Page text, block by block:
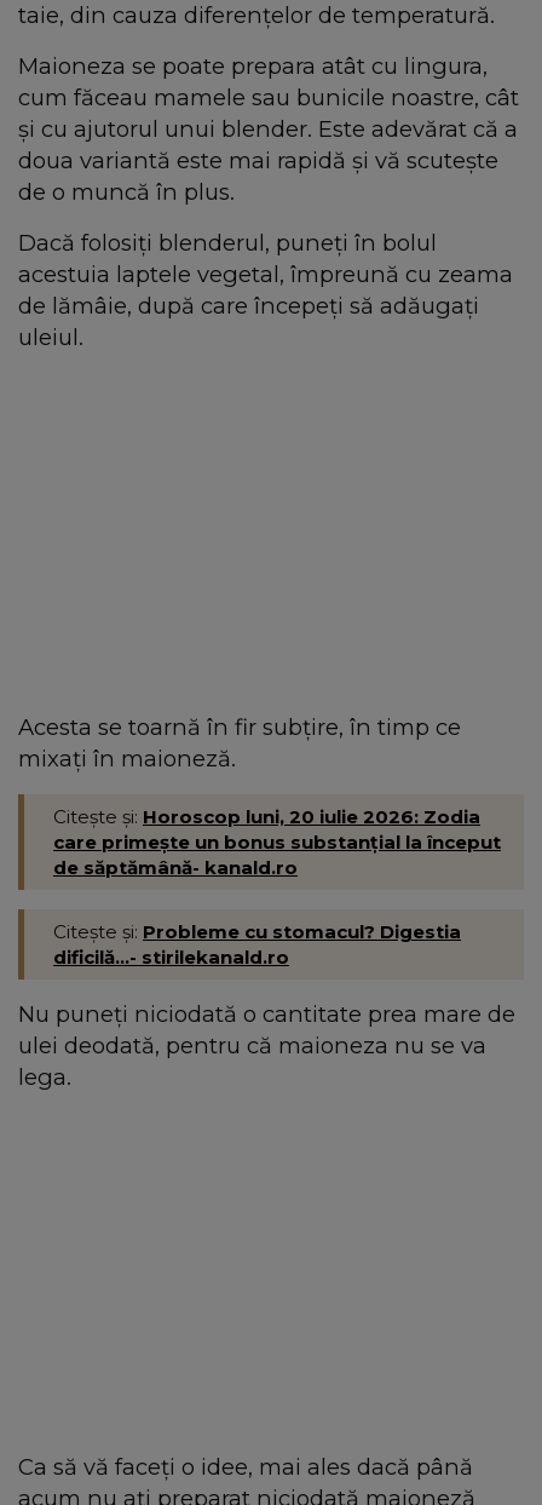
taie, din cauza diferențelor de temperatură.
Maioneza se poate prepara atât cu lingura,
cum făceau mamele sau bunicile noastre, cât
și cu ajutorul unui blender. Este adevărat că a
doua variantă este mai rapidă și vă scutește
de o muncă în plus.
Dacă folosiți blenderul, puneți în bolul
acestuia laptele vegetal, împreună cu zeama
de lămâie, după care începeți să adăugați
uleiul.
Acesta se toarnă în fir subțire, în timp ce
mixați în maioneză.
Citește și: Horoscop luni, 20 iulie 2026: Zodia
care primește un bonus substanțial la început
de săptămână- kanald.ro
Citește și: Probleme cu stomacul? Digestia
dificilă...- stirilekanald.ro
Nu puneți niciodată o cantitate prea mare de
ulei deodată, pentru că maioneza nu se va
lega.
Ca să vă faceți o idee, mai ales dacă până
acum nu ați preparat niciodată maioneză